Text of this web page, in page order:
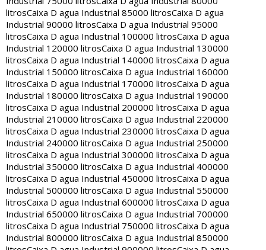
litrosCaixa D agua Industrial 85000 litrosCaixa D agua
Industrial 90000 litrosCaixa D agua Industrial 95000
litrosCaixa D agua Industrial 100000 litrosCaixa D agua
Industrial 120000 litrosCaixa D agua Industrial 130000
litrosCaixa D agua Industrial 140000 litrosCaixa D agua
Industrial 150000 litrosCaixa D agua Industrial 160000
litrosCaixa D agua Industrial 170000 litrosCaixa D agua
Industrial 180000 litrosCaixa D agua Industrial 190000
litrosCaixa D agua Industrial 200000 litrosCaixa D agua
Industrial 210000 litrosCaixa D agua Industrial 220000
litrosCaixa D agua Industrial 230000 litrosCaixa D agua
Industrial 240000 litrosCaixa D agua Industrial 250000
litrosCaixa D agua Industrial 300000 litrosCaixa D agua
Industrial 350000 litrosCaixa D agua Industrial 400000
litrosCaixa D agua Industrial 450000 litrosCaixa D agua
Industrial 500000 litrosCaixa D agua Industrial 550000
litrosCaixa D agua Industrial 600000 litrosCaixa D agua
Industrial 650000 litrosCaixa D agua Industrial 700000
litrosCaixa D agua Industrial 750000 litrosCaixa D agua
Industrial 800000 litrosCaixa D agua Industrial 850000